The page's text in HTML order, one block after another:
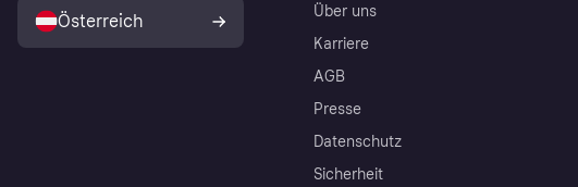
Über uns
Karriere
AGB
Presse
Datenschutz
Sicherheit
Österreich